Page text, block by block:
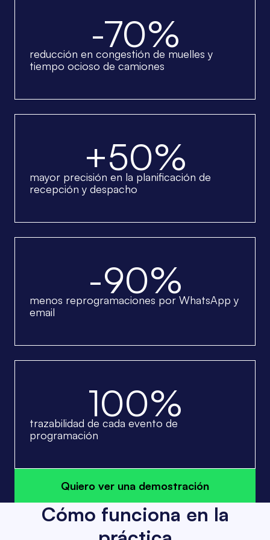
-70%
reducción en congestión de muelles y
tiempo ocioso de camiones
+50%
mayor precisión en la planificación de
recepción y despacho
-90%
menos reprogramaciones por WhatsApp y
email
100%
trazabilidad de cada evento de
programación
Quiero ver una demostración
Cómo funciona en la